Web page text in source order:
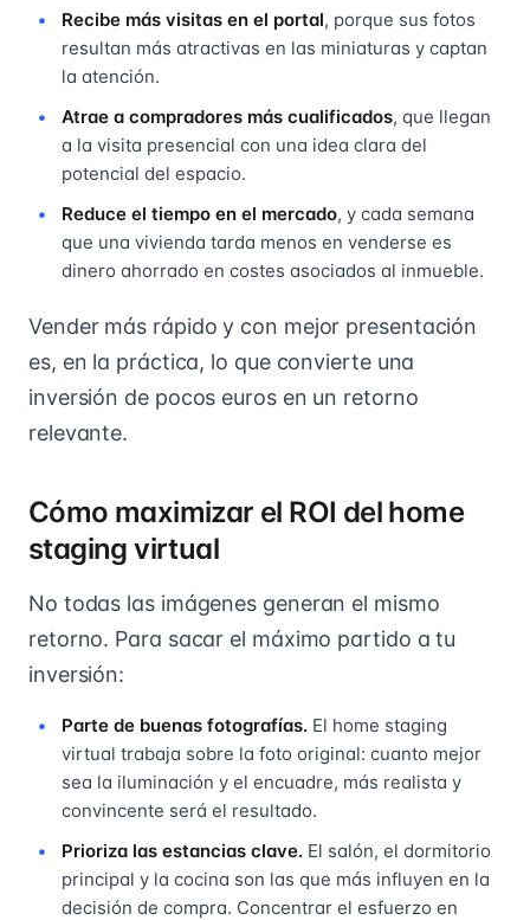
Recibe más visitas en el portal, porque sus fotos
resultan más atractivas en las miniaturas y captan
la atención.
Atrae a compradores más cualificados, que llegan
a la visita presencial con una idea clara del
potencial del espacio.
Reduce el tiempo en el mercado, y cada semana
que una vivienda tarda menos en venderse es
dinero ahorrado en costes asociados al inmueble.
Vender más rápido y con mejor presentación
es, en la práctica, lo que convierte una
inversión de pocos euros en un retorno
relevante.
Cómo maximizar el ROI del home
staging virtual
No todas las imágenes generan el mismo
retorno. Para sacar el máximo partido a tu
inversión:
Parte de buenas fotografías. El home staging
virtual trabaja sobre la foto original: cuanto mejor
sea la iluminación y el encuadre, más realista y
convincente será el resultado.
Prioriza las estancias clave. El salón, el dormitorio
principal y la cocina son las que más influyen en la
decisión de compra. Concentrar el esfuerzo en